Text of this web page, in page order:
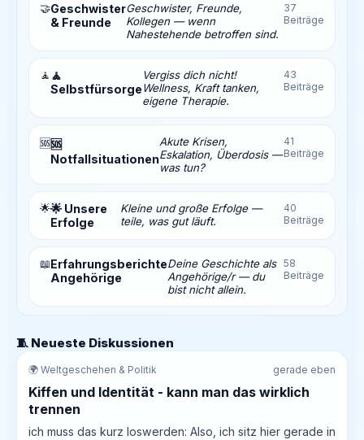
🤝Geschwister
& Freunde
Geschwister, Freunde,
Kollegen — wenn
Nahestehende betroffen sind.
37
Beiträge
🧘 🧘
Selbstfürsorge
Vergiss dich nicht!
Wellness, Kraft tanken,
eigene Therapie.
43
Beiträge
🆘🆘
Notfallsituationen
Akute Krisen,
Eskalation, Überdosis —
was tun?
41
Beiträge
🌟🌟 Unsere
Erfolge
Kleine und große Erfolge —
teile, was gut läuft.
40
Beiträge
📖Erfahrungsberichte
Angehörige
Deine Geschichte als
Angehörige/r — du
bist nicht allein.
58
Beiträge
🧵 Neueste Diskussionen
🌍 Weltgeschehen & Politik gerade eben
Kiffen und Identität - kann man das wirklich
trennen
ich muss das kurz loswerden: Also, ich sitz hier gerade in